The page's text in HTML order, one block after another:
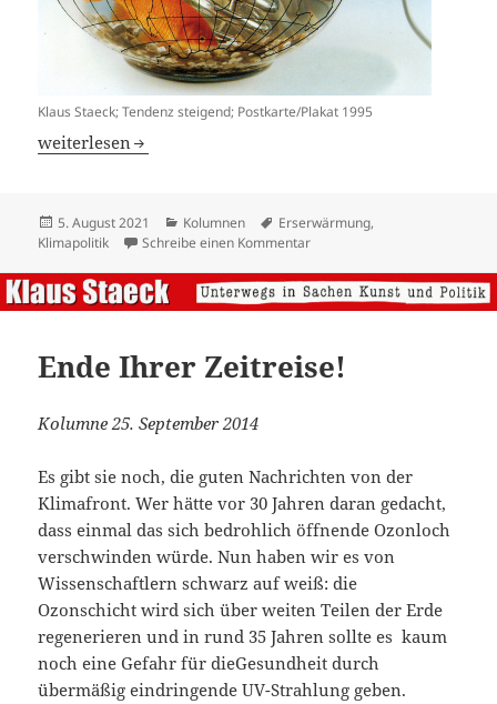
Klaus Staeck; Tendenz steigend; Postkarte/Plakat 1995
Grönlandeis ade
weiterlesen
Veröffentlicht
am
5. August 2021 Kategorien
Kolumnen Schlagwörter
Erserwärmung,
Klimapolitik
Schreibe einen Kommentarzu Grönlandeis ade
Ende Ihrer Zeitreise!
Kolumne 25. September 2014
Es gibt sie noch, die guten Nachrichten von der
Klimafront. Wer hätte vor 30 Jahren daran gedacht,
dass einmal das sich bedrohlich öffnende Ozonloch
verschwinden würde. Nun haben wir es von
Wissenschaftlern schwarz auf weiß: die
Ozonschicht wird sich über weiten Teilen der Erde
regenerieren und in rund 35 Jahren sollte es kaum
noch eine Gefahr für dieGesundheit durch
übermäßig eindringende UV-Strahlung geben.